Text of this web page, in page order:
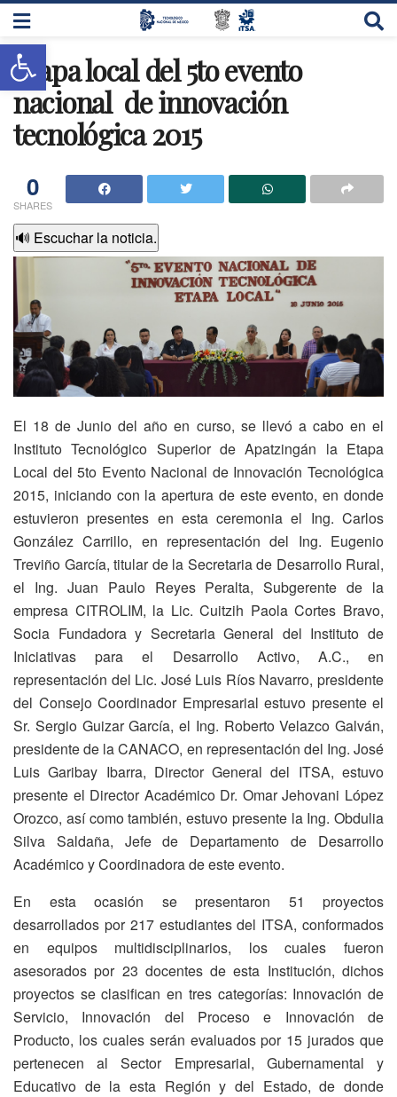
Etapa local del 5to evento
nacional de innovación
tecnológica 2015
0
SHARES
🔊 Escuchar la noticia.
El 18 de Junio del año en curso, se llevó a cabo en el
Instituto Tecnológico Superior de Apatzingán la Etapa
Local del 5to Evento Nacional de Innovación Tecnológica
2015, iniciando con la apertura de este evento, en donde
estuvieron presentes en esta ceremonia el Ing. Carlos
González Carrillo, en representación del Ing. Eugenio
Treviño García, titular de la Secretaria de Desarrollo Rural,
el Ing. Juan Paulo Reyes Peralta, Subgerente de la
empresa CITROLIM, la Lic. Cuitzih Paola Cortes Bravo,
Socia Fundadora y Secretaria General del Instituto de
Iniciativas para el Desarrollo Activo, A.C., en
representación del Lic. José Luis Ríos Navarro, presidente
del Consejo Coordinador Empresarial estuvo presente el
Sr. Sergio Guizar García, el Ing. Roberto Velazco Galván,
presidente de la CANACO, en representación del Ing. José
Luis Garibay Ibarra, Director General del ITSA, estuvo
presente el Director Académico Dr. Omar Jehovani López
Orozco, así como también, estuvo presente la Ing. Obdulia
Silva Saldaña, Jefe de Departamento de Desarrollo
Académico y Coordinadora de este evento.
En esta ocasión se presentaron 51 proyectos
desarrollados por 217 estudiantes del ITSA, conformados
en equipos multidisciplinarios, los cuales fueron
asesorados por 23 docentes de esta Institución, dichos
proyectos se clasifican en tres categorías: Innovación de
Servicio, Innovación del Proceso e Innovación de
Producto, los cuales serán evaluados por 15 jurados que
pertenecen al Sector Empresarial, Gubernamental y
Educativo de la esta Región y del Estado, de donde
Abrir barra de herramientas